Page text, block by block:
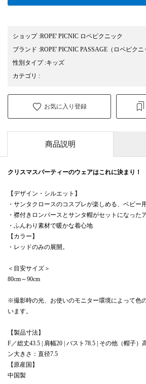
ショップ:ROPE' PICNIC ロペピクニック
ブランド :ROPE' PICNIC PASSAGE （ロペピク
性別タイプ:キッズ
カテゴリ :
お気に入り登録
商品説明
クリスマスパーティーのウェアはこれに決まり！
【デザイン・シルエット】
・サンタクロースのコスプレが楽しめる、ベビー
・襟付きロンパースとサンタ帽がセットになった
・ふんわり素材で暖かな着心地
【カラー】
・レッドのみの展開。
＜目安サイズ＞
80cm～90cm
※撮影時の光、お使いのモニター環境によって色
います。
【製品寸法】
F／総丈43.5 | 肩幅20 | バスト78.5 | その他（帽子）
ン大きさ：直径7.5
【原産国】
中国製